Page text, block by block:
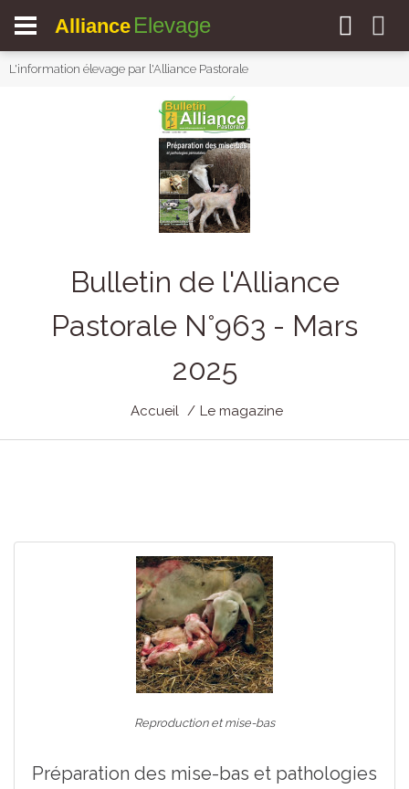
Alliance Elevage
L'information élevage par l'Alliance Pastorale
Bulletin de l'Alliance
Pastorale N°963 - Mars
2025
Accueil Le magazine
Reproduction et mise-bas
Préparation des mise-bas et pathologies